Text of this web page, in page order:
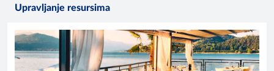
Upravljanje resursima